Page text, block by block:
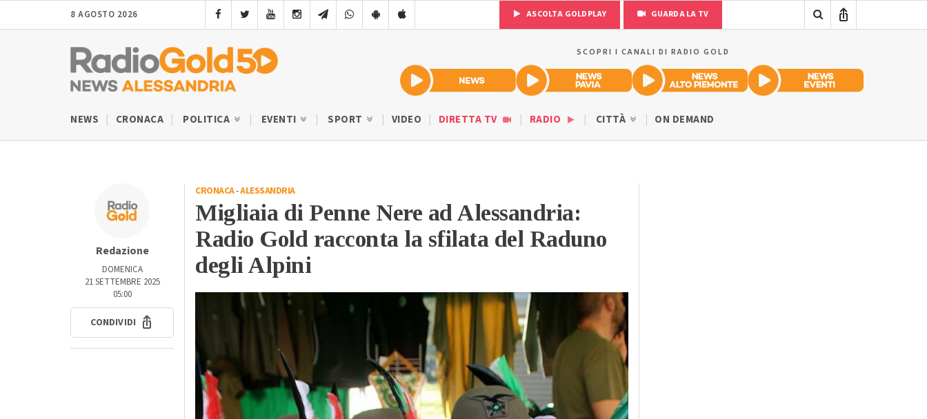
8 AGOSTO 2026 ASCOLTA GOLDPLAY GUARDA LA TV
SCOPRI I CANALI DI RADIO GOLD
NEWS CRONACA POLITICA EVENTI SPORT VIDEO DIRETTA TV RADIO CITTÀ ON DEMAND
Redazione
DOMENICA
21 SETTEMBRE 2025
05:00
CONDIVIDI
CRONACA-ALESSANDRIA
Migliaia di Penne Nere ad Alessandria:
Radio Gold racconta la sfilata del Raduno
degli Alpini